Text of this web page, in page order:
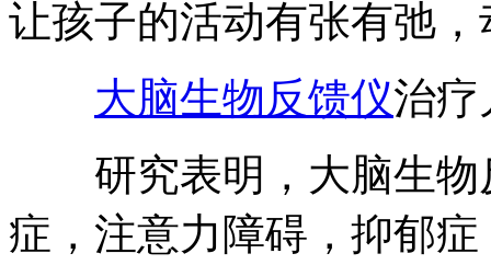
让孩子的活动有张有弛
大脑生物反馈仪治疗
研究表明，大脑生物
症，注意力障碍，抑郁